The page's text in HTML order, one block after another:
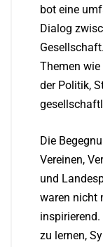
bot eine
Dialog
Themen
der Politik,
Die
Vereinen,
und
waren nicht
zu lernen,